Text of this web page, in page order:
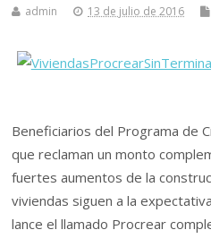
admin 13 de julio de 2016
Beneficiarios del Programa de
que reclaman un monto
fuertes aumentos de la
viviendas siguen a la
lance el llamado Procrear